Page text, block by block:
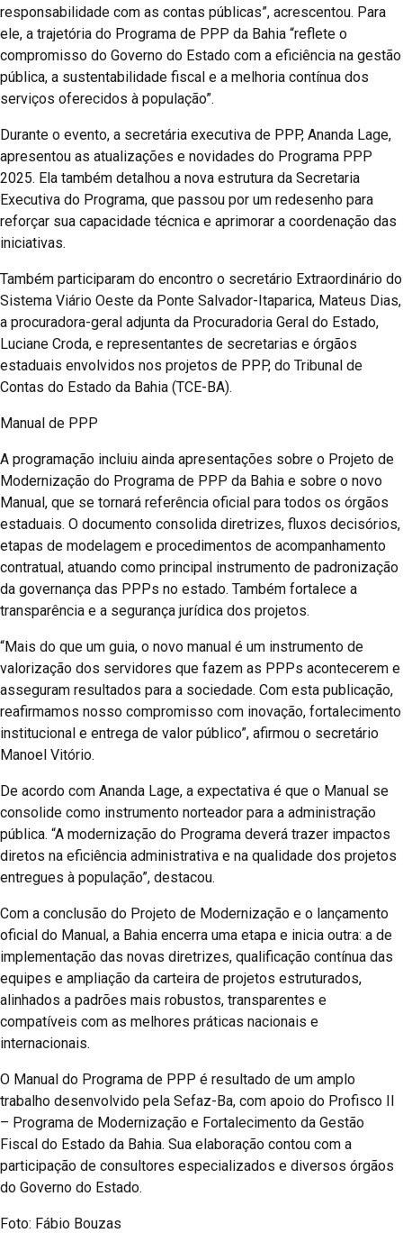
responsabilidade com as contas públicas”, acrescentou. Para
ele, a trajetória do Programa de PPP da Bahia “reflete o
compromisso do Governo do Estado com a eficiência na gestão
pública, a sustentabilidade fiscal e a melhoria contínua dos
serviços oferecidos à população”.
Durante o evento, a secretária executiva de PPP, Ananda Lage,
apresentou as atualizações e novidades do Programa PPP
2025. Ela também detalhou a nova estrutura da Secretaria
Executiva do Programa, que passou por um redesenho para
reforçar sua capacidade técnica e aprimorar a coordenação das
iniciativas.
Também participaram do encontro o secretário Extraordinário do
Sistema Viário Oeste da Ponte Salvador-Itaparica, Mateus Dias,
a procuradora-geral adjunta da Procuradoria Geral do Estado,
Luciane Croda, e representantes de secretarias e órgãos
estaduais envolvidos nos projetos de PPP, do Tribunal de
Contas do Estado da Bahia (TCE-BA).
Manual de PPP
A programação incluiu ainda apresentações sobre o Projeto de
Modernização do Programa de PPP da Bahia e sobre o novo
Manual, que se tornará referência oficial para todos os órgãos
estaduais. O documento consolida diretrizes, fluxos decisórios,
etapas de modelagem e procedimentos de acompanhamento
contratual, atuando como principal instrumento de padronização
da governança das PPPs no estado. Também fortalece a
transparência e a segurança jurídica dos projetos.
“Mais do que um guia, o novo manual é um instrumento de
valorização dos servidores que fazem as PPPs acontecerem e
asseguram resultados para a sociedade. Com esta publicação,
reafirmamos nosso compromisso com inovação, fortalecimento
institucional e entrega de valor público”, afirmou o secretário
Manoel Vitório.
De acordo com Ananda Lage, a expectativa é que o Manual se
consolide como instrumento norteador para a administração
pública. “A modernização do Programa deverá trazer impactos
diretos na eficiência administrativa e na qualidade dos projetos
entregues à população”, destacou.
Com a conclusão do Projeto de Modernização e o lançamento
oficial do Manual, a Bahia encerra uma etapa e inicia outra: a de
implementação das novas diretrizes, qualificação contínua das
equipes e ampliação da carteira de projetos estruturados,
alinhados a padrões mais robustos, transparentes e
compatíveis com as melhores práticas nacionais e
internacionais.
O Manual do Programa de PPP é resultado de um amplo
trabalho desenvolvido pela Sefaz-Ba, com apoio do Profisco II
– Programa de Modernização e Fortalecimento da Gestão
Fiscal do Estado da Bahia. Sua elaboração contou com a
participação de consultores especializados e diversos órgãos
do Governo do Estado.
Foto: Fábio Bouzas